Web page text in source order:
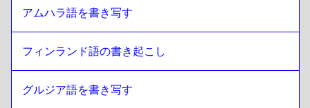
アムハラ語を書き写す
フィンランド語の書き起こし
グルジア語を書き写す